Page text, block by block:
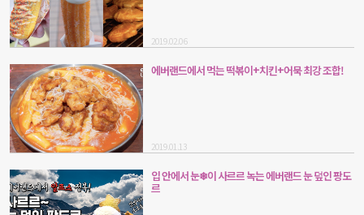
2019.02.06
에버랜드에서 먹는 떡볶이+치킨+어묵 최강 조합!
2019.01.13
입 안에서 눈❄이 사르르 녹는 에버랜드 눈 덮인 팡도
르